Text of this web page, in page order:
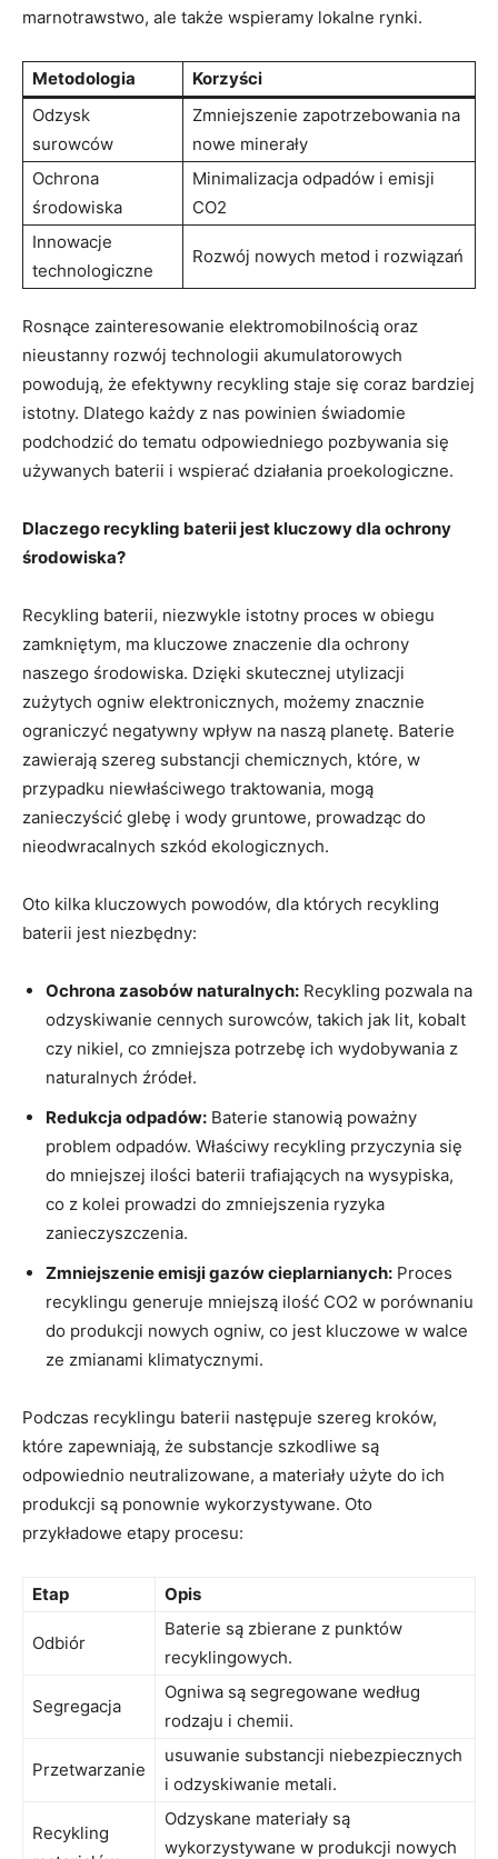
marnotrawstwo, ale także wspieramy lokalne rynki.
Metodologia
Korzyści
Odzysk
surowców
Zmniejszenie zapotrzebowania na
nowe minerały
Ochrona‍
środowiska
Minimalizacja odpadów i emisji
CO2
Innowacje
technologiczne
Rozwój nowych metod i rozwiązań
Rosnące zainteresowanie elektromobilnością oraz
nieustanny rozwój technologii akumulatorowych
powodują, że efektywny recykling staje się coraz bardziej
istotny. Dlatego każdy z⁢ nas powinien świadomie
podchodzić do tematu odpowiedniego pozbywania ‍się
‌używanych​ baterii i wspierać ​działania proekologiczne.
Dlaczego recykling baterii jest kluczowy dla ochrony
środowiska?
Recykling baterii, niezwykle istotny proces w obiegu
zamkniętym, ma kluczowe ⁤znaczenie dla ochrony
naszego środowiska. Dzięki skutecznej utylizacji
zużytych ogniw elektronicznych, możemy znacznie
ograniczyć negatywny wpływ na ⁤naszą⁢ planetę. Baterie
zawierają szereg substancji chemicznych, które, w
przypadku​ niewłaściwego traktowania, mogą
zanieczyścić glebę i wody gruntowe, prowadząc do
nieodwracalnych szkód ekologicznych.
Oto ​kilka kluczowych powodów, dla⁣ których recykling
baterii jest niezbędny:
Ochrona zasobów naturalnych: Recykling pozwala na
odzyskiwanie cennych surowców, takich jak lit, ‌kobalt
czy nikiel, co zmniejsza potrzebę ich wydobywania z
naturalnych źródeł.
Redukcja odpadów: Baterie stanowią poważny
problem odpadów. Właściwy recykling przyczynia się
do mniejszej ilości baterii ​trafiających na wysypiska,‍
co ‌z kolei prowadzi do zmniejszenia ryzyka
zanieczyszczenia.
Zmniejszenie emisji gazów cieplarnianych: Proces
recyklingu generuje⁣ mniejszą ilość CO2 w porównaniu⁢
do produkcji ‌nowych ogniw, co jest kluczowe w walce
ze zmianami klimatycznymi.
Podczas recyklingu baterii następuje szereg kroków,
które zapewniają, że substancje szkodliwe są
odpowiednio neutralizowane, a materiały użyte do ich
produkcji są ponownie ⁣wykorzystywane. Oto
przykładowe etapy procesu:
Etap Opis
Odbiór
Baterie​ są zbierane z punktów
recyklingowych.
Segregacja
Ogniwa są segregowane według
rodzaju i chemii.
Przetwarzanie
usuwanie substancji niebezpiecznych
i odzyskiwanie metali.
Recykling
Odzyskane materiały⁢ są
⁤wykorzystywane w produkcji nowych